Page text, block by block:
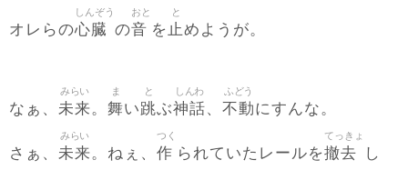
オレらの心臓
しんぞう
の音
おと
を止
と
めようが。
なぁ、 未来
みらい
。 舞
ま
い跳
と
ぶ神話
しんわ
、 不動
ふどう
にすんな。
さぁ、 未来
みらい
。ねぇ、 作
つく
られていたレールを撤去
てっきょ
し